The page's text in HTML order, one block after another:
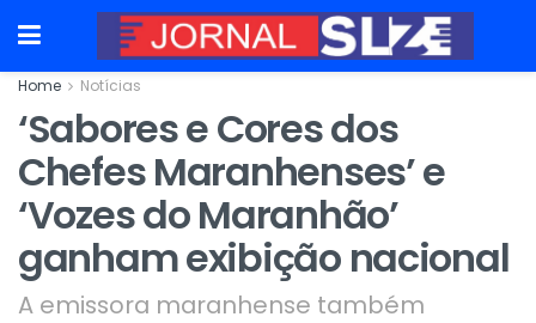
Home Notícias
‘Sabores e Cores dos
Chefes Maranhenses’ e
‘Vozes do Maranhão’
ganham exibição nacional
A emissora maranhense também